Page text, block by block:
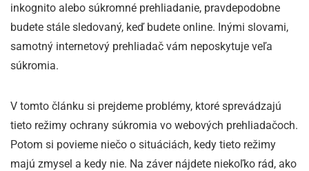
inkognito alebo súkromné prehliadanie, pravdepodobne
budete stále sledovaný, keď budete online. Inými slovami,
samotný internetový prehliadač vám neposkytuje veľa
súkromia.
V tomto článku si prejdeme problémy, ktoré sprevádzajú
tieto režimy ochrany súkromia vo webových prehliadačoch.
Potom si povieme niečo o situáciách, kedy tieto režimy
majú zmysel a kedy nie. Na záver nájdete niekoľko rád, ako